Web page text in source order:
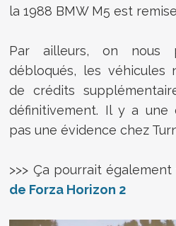
la 1988 BMW M5 est
Par ailleurs, on nous
débloqués, les véhicules
de crédits
définitivement. Il y a une
pas une évidence chez
>>> Ça pourrait
de Forza Horizon 2